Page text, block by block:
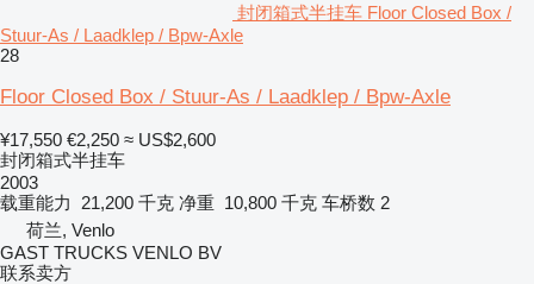
封闭箱式半挂车 Floor Closed Box /
Stuur-As / Laadklep / Bpw-Axle
28
Floor Closed Box / Stuur-As / Laadklep / Bpw-Axle
¥17,550 €2,250 ≈ US$2,600
封闭箱式半挂车
2003
载重能力
21,200 千克 净重 10,800 千克 车桥数 2
荷兰, Venlo
GAST TRUCKS VENLO BV
联系卖方